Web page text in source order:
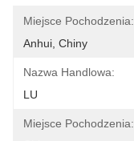
Miejsce Pochodzenia:
Anhui, Chiny
Nazwa Handlowa:
LU
Miejsce Pochodzenia: